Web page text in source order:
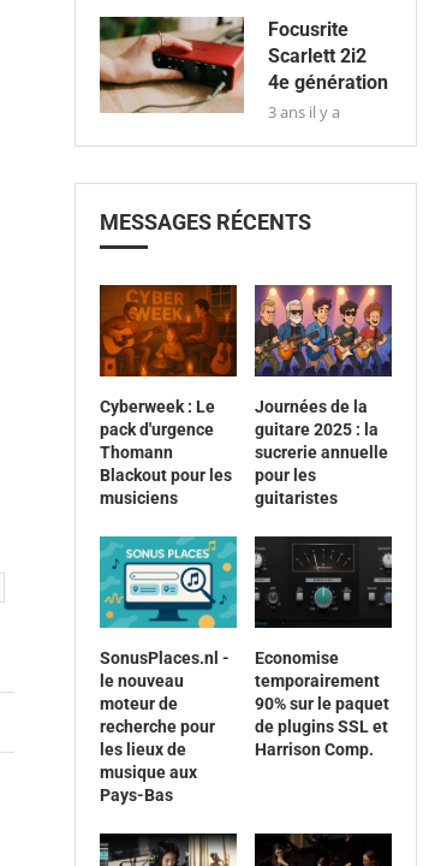
Focusrite
Scarlett 2i2
4e génération
3 ans il y a
MESSAGES RÉCENTS
Cyberweek : Le
pack d'urgence
Thomann
Blackout pour les
musiciens
Journées de la
guitare 2025 : la
sucrerie annuelle
pour les
guitaristes
SonusPlaces.nl -
le nouveau
moteur de
recherche pour
les lieux de
musique aux
Pays-Bas
Economise
temporairement
90% sur le paquet
de plugins SSL et
Harrison Comp.